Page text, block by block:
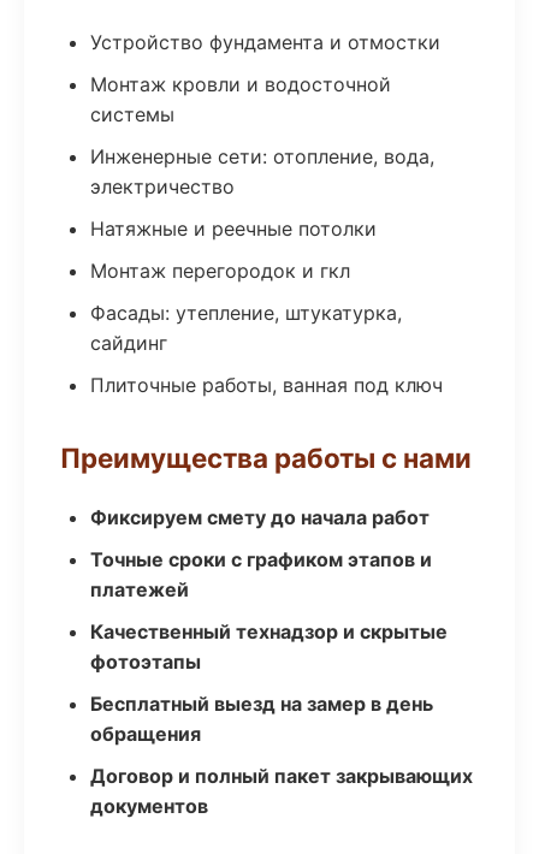
Устройство фундамента и отмостки
Монтаж кровли и водосточной
системы
Инженерные сети: отопление, вода,
электричество
Натяжные и реечные потолки
Монтаж перегородок и гкл
Фасады: утепление, штукатурка,
сайдинг
Плиточные работы, ванная под ключ
Преимущества работы с нами
Фиксируем смету до начала работ
Точные сроки с графиком этапов и
платежей
Качественный технадзор и скрытые
фотоэтапы
Бесплатный выезд на замер в день
обращения
Договор и полный пакет закрывающих
документов